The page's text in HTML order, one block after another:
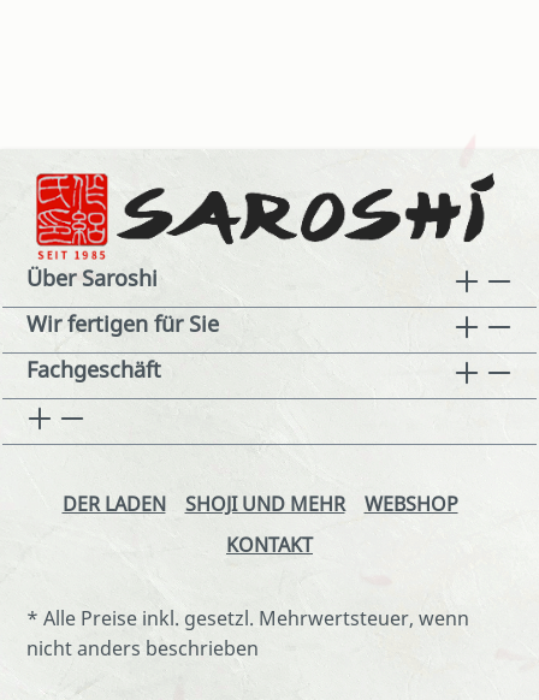
Über Saroshi
Wir fertigen für Sie
Fachgeschäft
DER LADEN SHOJI UND MEHR
WEBSHOP
KONTAKT
* Alle Preise inkl. gesetzl. Mehrwertsteuer, wenn
nicht anders beschrieben